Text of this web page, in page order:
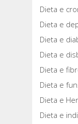
Dieta e
Dieta e
Dieta e
Dieta e
Dieta e
Dieta e
Dieta e
Dieta e